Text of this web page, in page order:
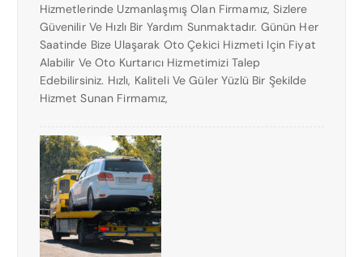
Hizmetlerinde Uzmanlaşmış Olan Firmamız, Sizlere
Güvenilir Ve Hızlı Bir Yardım Sunmaktadır. Günün Her
Saatinde Bize Ulaşarak Oto Çekici Hizmeti Için Fiyat
Alabilir Ve Oto Kurtarıcı Hizmetimizi Talep
Edebilirsiniz. Hızlı, Kaliteli Ve Güler Yüzlü Bir Şekilde
Hizmet Sunan Firmamız,